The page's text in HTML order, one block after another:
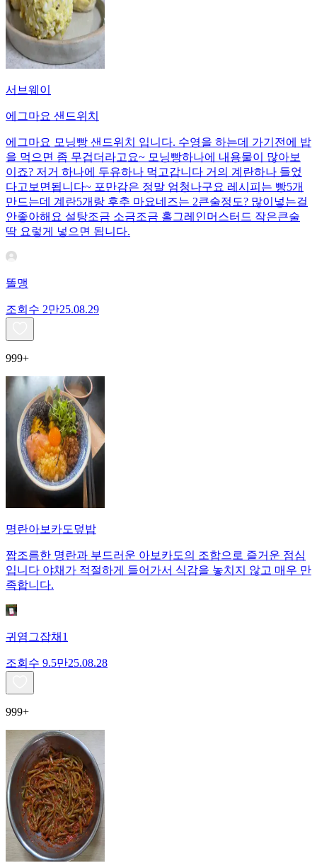
서브웨이
에그마요 샌드위치
에그마요 모닝빵 샌드위치 입니다. 수영을 하는데 가기전에 밥
을 먹으면 좀 무겁더라고요~ 모닝빵하나에 내용물이 많아보
이죠? 저거 하나에 두유하나 먹고갑니다 거의 계란하나 들었
다고보면됩니다~ 포만감은 정말 엄청나구요 레시피는 빵5개
만드는데 계란5개랑 후추 마요네즈는 2큰술정도? 많이넣는걸
안좋아해요 설탕조금 소금조금 홀그레인머스터드 작은큰술
딱 요렇게 넣으면 됩니다.
똘맹
조회수 2만25.08.29
999+
명란아보카도덮밥
짭조름한 명란과 부드러운 아보카도의 조합으로 즐거운 점심
입니다 야채가 적절하게 들어가서 식감을 놓치지 않고 매우 만
족합니다.
귀염그잡채1
조회수 9.5만25.08.28
999+